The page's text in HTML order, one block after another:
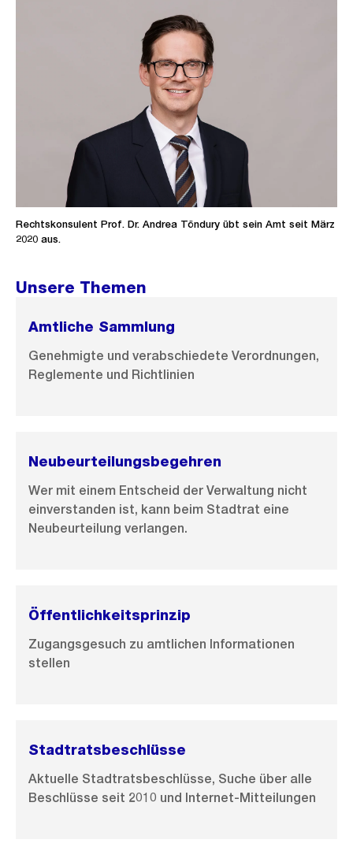
Rechtskonsulent Prof. Dr. Andrea Töndury übt sein Amt seit März
2020 aus.
Unsere Themen
Amtliche Sammlung
Genehmigte und verabschiedete Verordnungen,
Reglemente und Richtlinien
Neubeurteilungsbegehren
Wer mit einem Entscheid der Verwaltung nicht
einverstanden ist, kann beim Stadtrat eine
Neubeurteilung verlangen.
Öffentlichkeitsprinzip
Zugangsgesuch zu amtlichen Informationen
stellen
Stadtratsbeschlüsse
Aktuelle Stadtratsbeschlüsse, Suche über alle
Beschlüsse seit 2010 und Internet-Mitteilungen